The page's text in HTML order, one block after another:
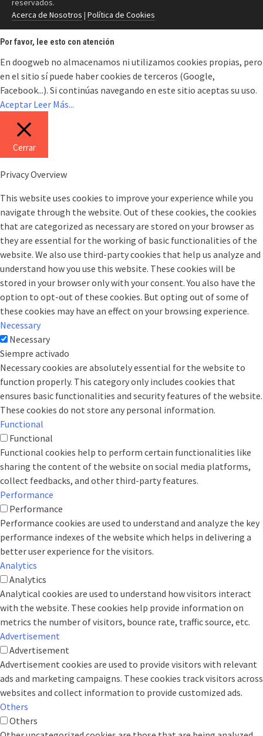
reservados.
Acerca de Nosotros | Política de Cookies
Por favor, lee esto con atención
En doogweb no almacenamos ni utilizamos cookies propias, pero
en el sitio sí puede haber cookies de terceros (Google,
Facebook...). Si continúas navegando en este sitio aceptas su uso.
Aceptar Leer Más...
Cerrar
Privacy Overview
This website uses cookies to improve your experience while you
navigate through the website. Out of these cookies, the cookies
that are categorized as necessary are stored on your browser as
they are essential for the working of basic functionalities of the
website. We also use third-party cookies that help us analyze and
understand how you use this website. These cookies will be
stored in your browser only with your consent. You also have the
option to opt-out of these cookies. But opting out of some of
these cookies may have an effect on your browsing experience.
Necessary
Necessary
Siempre activado
Necessary cookies are absolutely essential for the website to
function properly. This category only includes cookies that
ensures basic functionalities and security features of the website.
These cookies do not store any personal information.
Functional
Functional
Functional cookies help to perform certain functionalities like
sharing the content of the website on social media platforms,
collect feedbacks, and other third-party features.
Performance
Performance
Performance cookies are used to understand and analyze the key
performance indexes of the website which helps in delivering a
better user experience for the visitors.
Analytics
Analytics
Analytical cookies are used to understand how visitors interact
with the website. These cookies help provide information on
metrics the number of visitors, bounce rate, traffic source, etc.
Advertisement
Advertisement
Advertisement cookies are used to provide visitors with relevant
ads and marketing campaigns. These cookies track visitors across
websites and collect information to provide customized ads.
Others
Others